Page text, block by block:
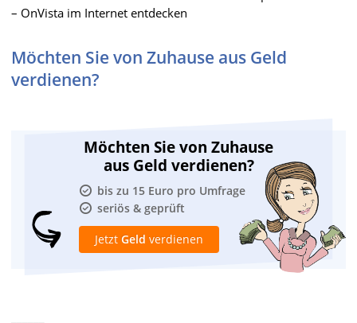
– OnVista im Internet entdecken
Möchten Sie von Zuhause aus Geld
verdienen?
Möchten Sie von Zuhause
aus Geld verdienen?
bis zu 15 Euro pro Umfrage
seriös & geprüft
Jetzt Geld verdienen